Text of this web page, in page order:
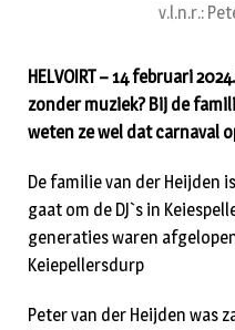
v.l.n.r.:
HELVOIRT – 14 februari
zonder muziek? Bij de
weten ze wel dat carnaval
De familie van der Heijden
gaat om de DJ`s in
generaties waren
Keiepellersdurp
Peter van der Heijden was